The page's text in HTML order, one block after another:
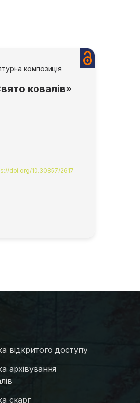
композиція
ковалів»
doi.org/10.30857/2617
відкритого доступу
архівування
скарг